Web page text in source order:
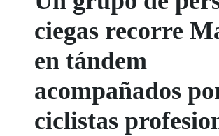
ciegas recorre
en tándem
acompañados
ciclistas